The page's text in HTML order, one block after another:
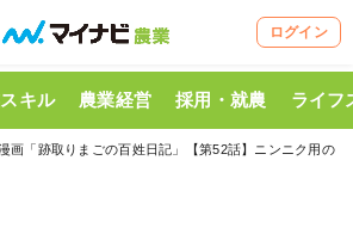
ログイン
キル 農業経営 採用・就農 ライフ
画「跡取りまごの百姓日記」【第52話】ニンニク用の